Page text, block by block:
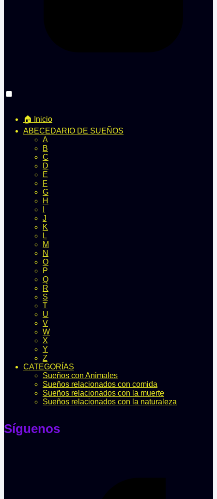
🏠 Inicio
ABECEDARIO DE SUEÑOS
A
B
C
D
E
F
G
H
J
K
L
M
N
O
P
Q
R
S
T
U
V
W
X
Y
Z
CATEGORÍAS
Sueños con Animales
Sueños relacionados con comida
Sueños relacionados con la muerte
Sueños relacionados con la naturaleza
Síguenos